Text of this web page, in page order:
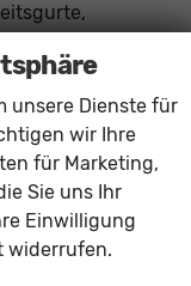
verbautes
CarPlay /
über
Google Maps
unsere Dienste für
wir Ihre
für Marketing,
Sie uns Ihr
Einwilligung
widerrufen.